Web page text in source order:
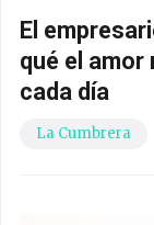
El
qué el
cada día
La Cumbrera